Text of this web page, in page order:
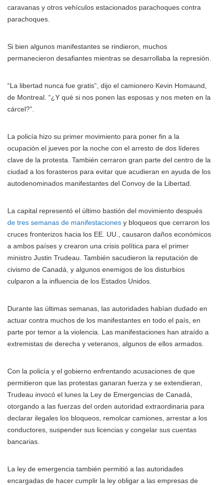
caravanas y otros vehículos estacionados parachoques contra
parachoques.
Si bien algunos manifestantes se rindieron, muchos
permanecieron desafiantes mientras se desarrollaba la represión.
“La libertad nunca fue gratis”, dijo el camionero Kevin Homaund,
de Montreal. “¿Y qué si nos ponen las esposas y nos meten en la
cárcel?”.
La policía hizo su primer movimiento para poner fin a la
ocupación el jueves por la noche con el arresto de dos líderes
clave de la protesta. También cerraron gran parte del centro de la
ciudad a los forasteros para evitar que acudieran en ayuda de los
autodenominados manifestantes del Convoy de la Libertad.
La capital representó el último bastión del movimiento después
de tres semanas de manifestaciones y bloqueos que cerraron los
cruces fronterizos hacia los EE. UU., causaron daños económicos
a ambos países y crearon una crisis política para el primer
ministro Justin Trudeau. También sacudieron la reputación de
civismo de Canadá, y algunos enemigos de los disturbios
culparon a la influencia de los Estados Unidos.
Durante las últimas semanas, las autoridades habían dudado en
actuar contra muchos de los manifestantes en todo el país, en
parte por temor a la violencia. Las manifestaciones han atraído a
extremistas de derecha y veteranos, algunos de ellos armados.
Con la policía y el gobierno enfrentando acusaciones de que
permitieron que las protestas ganaran fuerza y se extendieran,
Trudeau invocó el lunes la Ley de Emergencias de Canadá,
otorgando a las fuerzas del orden autoridad extraordinaria para
declarar ilegales los bloqueos, remolcar camiones, arrestar a los
conductores, suspender sus licencias y congelar sus cuentas
bancarias.
La ley de emergencia también permitió a las autoridades
encargadas de hacer cumplir la ley obligar a las empresas de